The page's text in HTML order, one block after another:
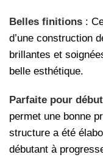
Belles finitions :
d’une construction
brillantes et
belle esthétique.
Parfaite pour
permet une bonne
structure a été
débutant à